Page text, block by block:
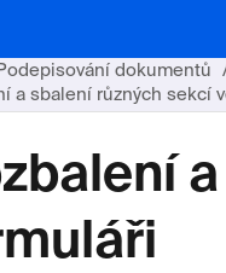
dokumentů
a sbalení různých sekcí